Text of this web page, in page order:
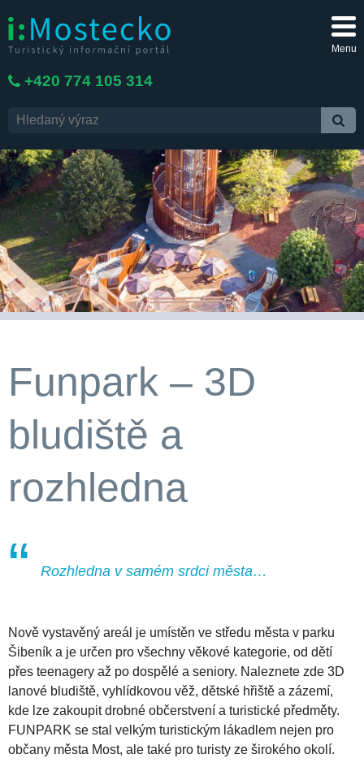
Menu
+420 774 105 314
Funpark – 3D
bludiště a
rozhledna
Rozhledna v samém srdci města…
Nově vystavěný areál je umístěn ve středu města v parku
Šibeník a je určen pro všechny věkové kategorie, od dětí
přes teenagery až po dospělé a seniory. Naleznete zde 3D
lanové bludiště, vyhlídkovou věž, dětské hřiště a zázemí,
kde lze zakoupit drobné občerstvení a turistické předměty.
FUNPARK se stal velkým turistickým lákadlem nejen pro
občany města Most, ale také pro turisty ze širokého okolí.